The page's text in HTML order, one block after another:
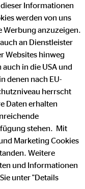
– dank OVB.«
und
Informationen
werden von uns
Werbung anzuzeigen.
an Dienstleister
Websites hinweg
in die USA und
denen nach EU-
herrscht
Daten erhalten
stehen. Mit
Marketing Cookies
Weitere
und Informationen
unter "Details